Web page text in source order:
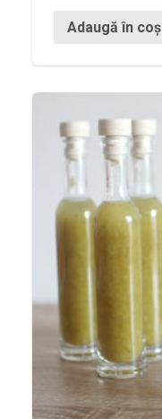
Adaugă în coș